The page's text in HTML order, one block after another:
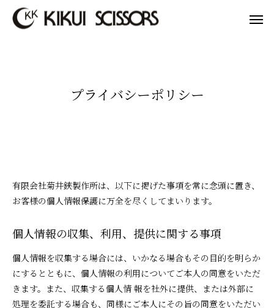
プライバシーポリシー
有限会社菊井鋏製作所は、以下に掲げた事項を常に念頭に置き、
お客様の個人情報保護に万全を尽くしてまいります。
個人情報の収集、利用、提供に関する事項
個人情報を収集する場合には、いかなる場合もその目的を明らか
にするとともに、個人情報の利用についてご本人の同意をいただ
きます。また、収集する個人情 報を社外に提供、または外部に
処理を委託する場合も、同様にご本人にその旨の同意をいただい